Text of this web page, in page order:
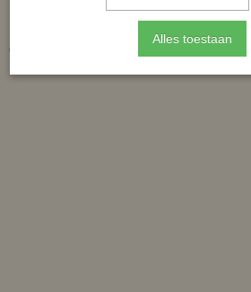
Horka zadeldek Elegance
€ 19,97
Alles toestaan